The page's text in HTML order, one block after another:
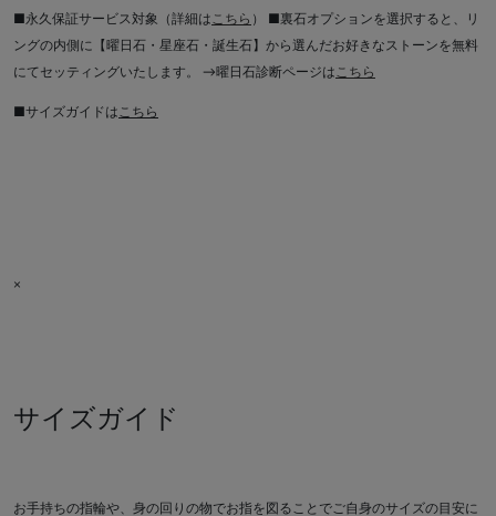
■永久保証サービス対象（詳細は こちら ） ■裏石オプションを選択すると、リ
ングの内側に【曜日石・星座石・誕生石】から選んだお好きなストーンを無料
にてセッティングいたします。 →曜日石診断ページは こちら
■サイズガイドは こちら
×
サイズガイド
お手持ちの指輪や、身の回りの物でお指を図ることでご自身のサイズの目安に